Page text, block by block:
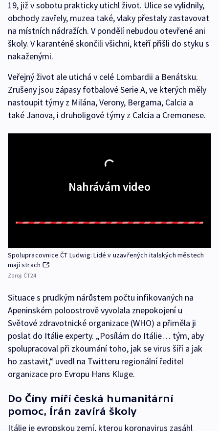
19, již v sobotu prakticky utichl život. Ulice se vylidnily,
obchody zavřely, muzea také, vlaky přestaly zastavovat
na místních nádražích. V pondělí nebudou otevřené ani
školy. V karanténě skončili všichni, kteří přišli do styku s
nakaženými.
Veřejný život ale utichá v celé Lombardii a Benátsku.
Zrušeny jsou zápasy fotbalové Serie A, ve kterých měly
nastoupit týmy z Milána, Verony, Bergama, Calcia a
také Janova, i druholigové týmy z Calcia a Cremonese.
Nahrávám video
Spolupracovnice ČT Ludwig: Lidé v uzavřených italských městech
mají strach
Zdroj: ČT24
Situace s prudkým nárůstem počtu infikovaných na
Apeninském poloostrově vyvolala znepokojení u
Světové zdravotnické organizace (WHO) a přiměla ji
poslat do Itálie experty. „Posílám do Itálie… tým, aby
spolupracoval při zkoumání toho, jak se virus šíří a jak
ho zastavit,“ uvedl na Twitteru regionální ředitel
organizace pro Evropu Hans Kluge.
Do Číny míří česká humanitární
pomoc, Írán zavírá školy
Itálie je evropskou zemí, kterou koronavirus zasáhl